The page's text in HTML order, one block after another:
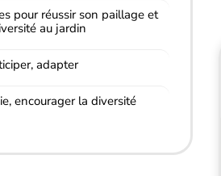
pour réussir son paillage et
au jardin
adapter
encourager la diversité